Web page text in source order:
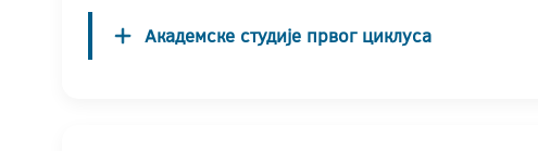
Академске студије првог циклуса